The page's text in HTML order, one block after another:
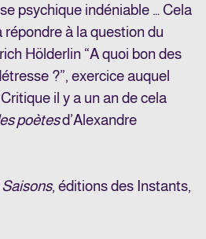
psychique indéniable … Cela
à la question du
Hölderlin “A quoi bon des
?”, exercice auquel
il y a un an de cela
poètesd’Alexandre
Saisons, éditions des Instants,